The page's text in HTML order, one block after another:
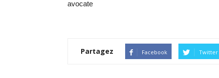
avocate
Partagez Facebook Twitter